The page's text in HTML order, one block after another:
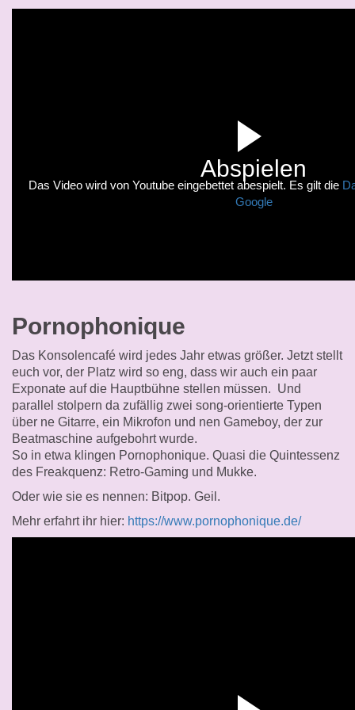
Abspielen
Das Video wird von Youtube eingebettet abespielt. Es gilt die
Google
Pornophonique
Das Konsolencafé wird jedes Jahr etwas größer. Jetzt stellt
euch vor, der Platz wird so eng, dass wir auch ein paar
Exponate auf die Hauptbühne stellen müssen. Und
parallel stolpern da zufällig zwei song-orientierte Typen
über ne Gitarre, ein Mikrofon und nen Gameboy, der zur
Beatmaschine aufgebohrt wurde.
So in etwa klingen Pornophonique. Quasi die Quintessenz
des Freakquenz: Retro-Gaming und Mukke.
Oder wie sie es nennen: Bitpop. Geil.
Mehr erfahrt ihr hier: https://www.pornophonique.de/